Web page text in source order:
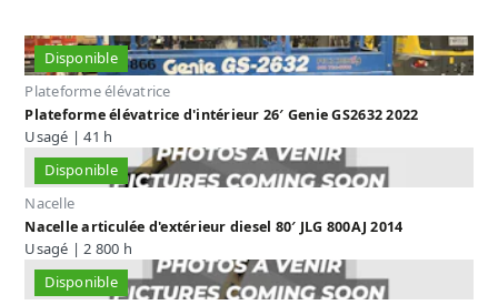
Disponible
Plateforme élévatrice
Plateforme élévatrice d'intérieur 26′ Genie GS2632 2022
Usagé | 41 h
Disponible
Nacelle
Nacelle articulée d'extérieur diesel 80′ JLG 800AJ 2014
Usagé | 2 800 h
Disponible